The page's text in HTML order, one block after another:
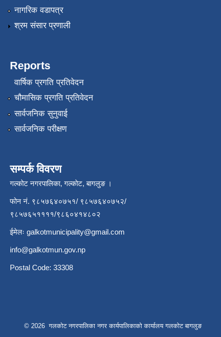
नागरिक वडापत्र
श्रम संसार प्रणाली
Reports
वार्षिक प्रगति प्रतिवेदन
चौमासिक प्रगति प्रतिवेदन
सार्वजनिक सुनुवाई
सार्वजनिक परीक्षण
सम्पर्क विवरण
गल्कोट नगरपालिका, गल्कोट, बागलुङ ।
फोन नं. ९८५७६४०७५१/ ९८५७६४०७५२/
९८५७६५११११/९८६०४१४८०२
ईमेलः galkotmunicipality@gmail.com
info@galkotmun.gov.np
Postal Code: 33308
© 2026 गलकोट नगरपालिका नगर कार्यपालिकाको कार्यालय गलकोट बागलुङ